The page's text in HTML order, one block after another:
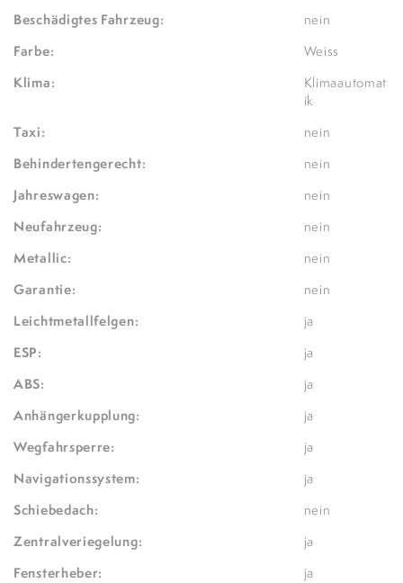
Beschädigtes Fahrzeug: nein
Farbe: Weiss
Klima:
Klimaautomat
ik
Taxi: nein
Behindertengerecht: nein
Jahreswagen: nein
Neufahrzeug: nein
Metallic: nein
Garantie: nein
Leichtmetallfelgen: ja
ESP: ja
ABS: ja
Anhängerkupplung: ja
Wegfahrsperre: ja
Navigationssystem: ja
Schiebedach: nein
Zentralveriegelung: ja
Fensterheber: ja